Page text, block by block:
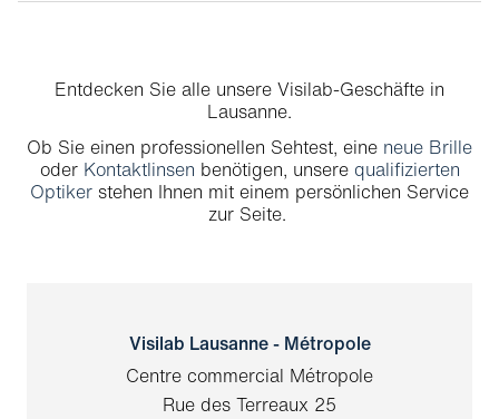
Visilab-Optiker in Chur
Visilab-Optiker in Lausanne
Visilab-Optiker in Yverdon
Entdecken Sie alle unsere Visilab-Geschäfte in
Lausanne.
Ob Sie einen professionellen Sehtest, eine neue Brille
oder Kontaktlinsen benötigen, unsere qualifizierten
Optiker stehen Ihnen mit einem persönlichen Service
zur Seite.
Visilab Lausanne - Métropole
Centre commercial Métropole
Rue des Terreaux 25